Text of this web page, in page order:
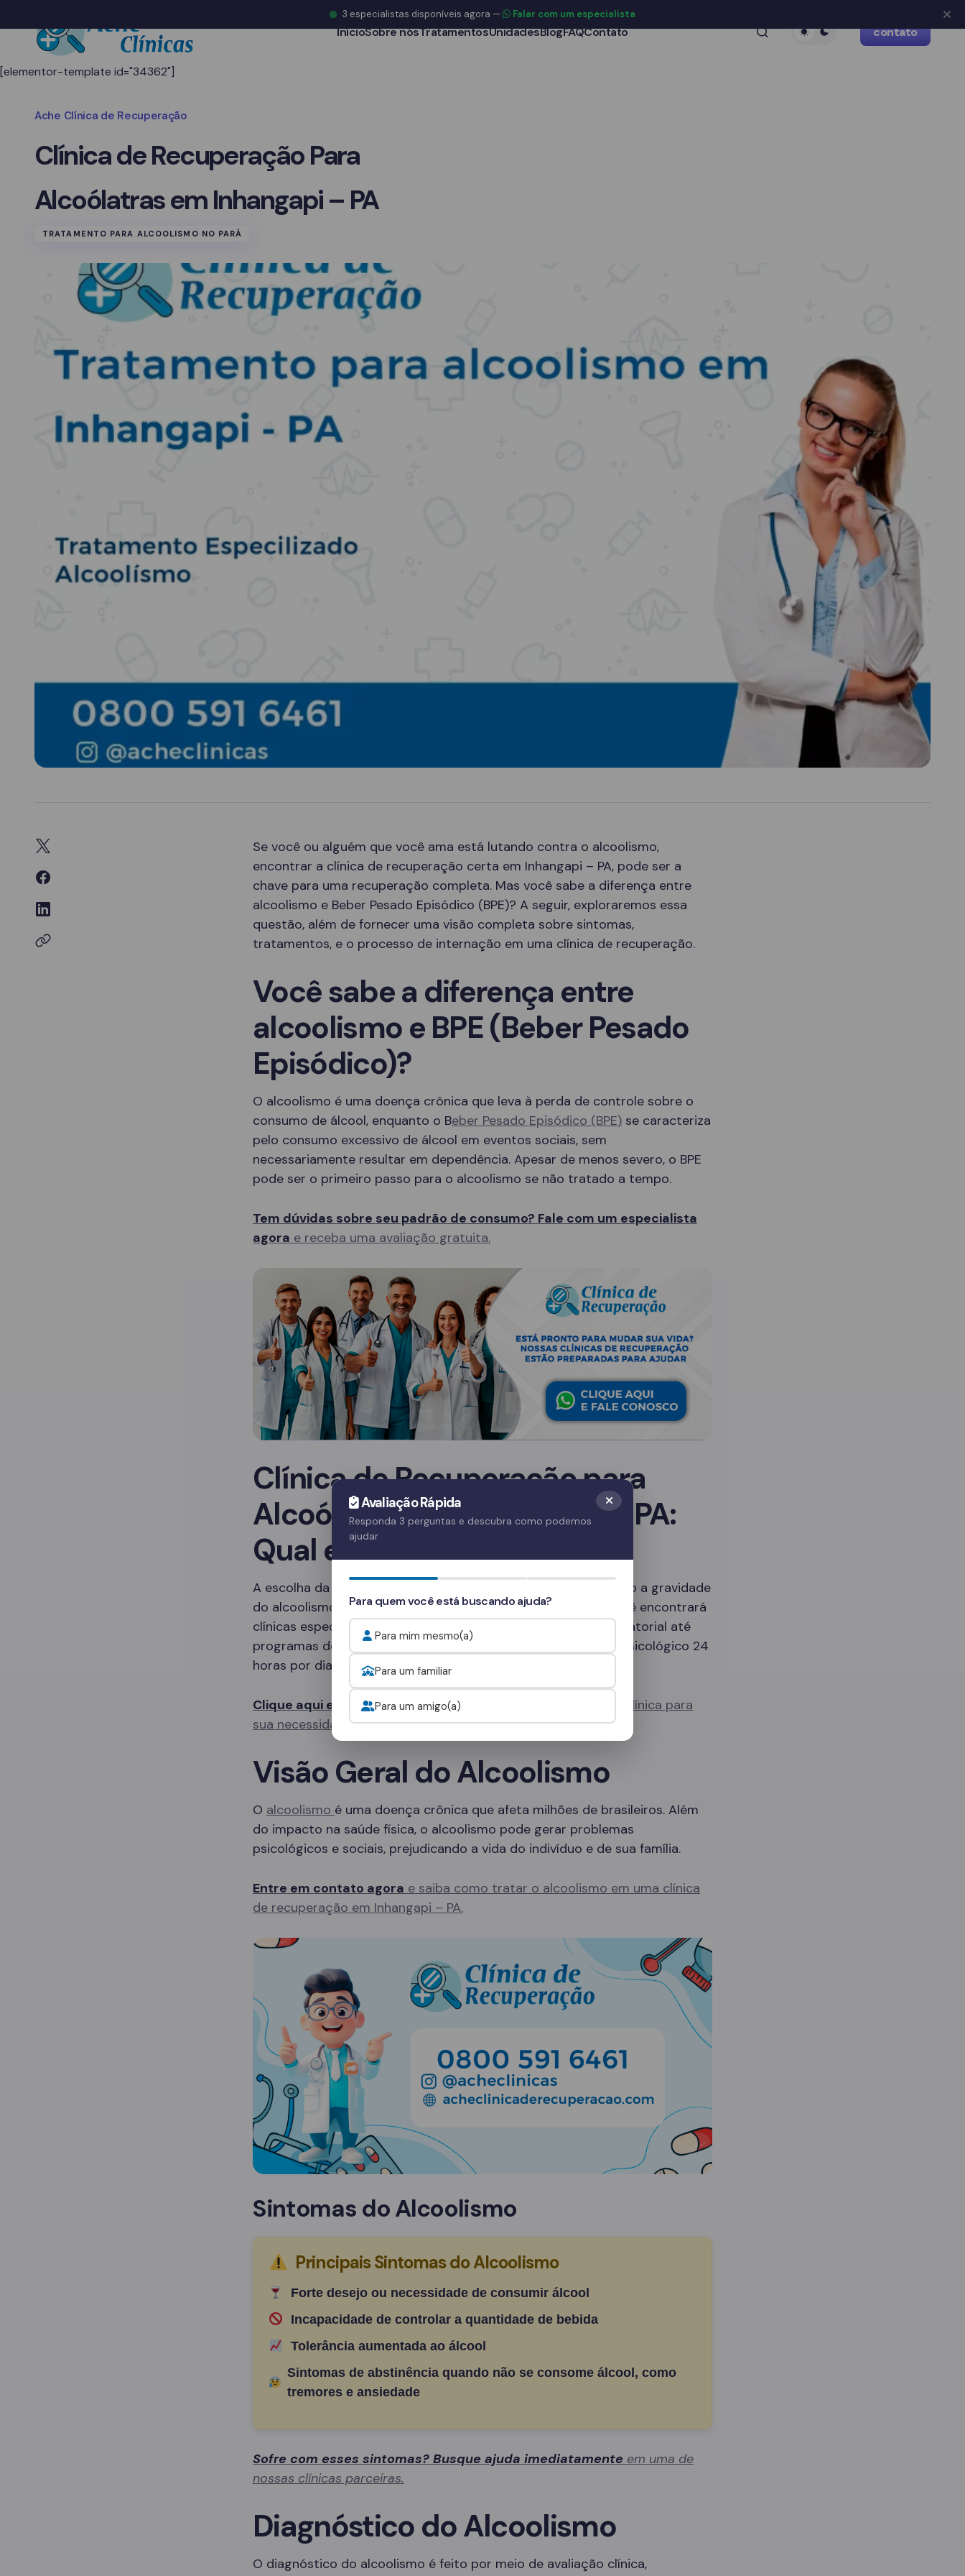
InícioSobre nósTratamentosUnidadesBlogFAQContato contato
[elementor-template id="34362"]
Ache Clínica de Recuperação
Clínica de Recuperação Para
Alcoólatras em Inhangapi – PA
TRATAMENTO PARA ALCOOLISMO NO PARÁ
Se você ou alguém que você ama está lutando contra o alcoolismo,
encontrar a clínica de recuperação certa em Inhangapi – PA, pode ser a
chave para uma recuperação completa. Mas você sabe a diferença entre
alcoolismo e Beber Pesado Episódico (BPE)? A seguir, exploraremos essa
questão, além de fornecer uma visão completa sobre sintomas,
tratamentos, e o processo de internação em uma clínica de recuperação.
Você sabe a diferença entre
alcoolismo e BPE (Beber Pesado
Episódico)?
O alcoolismo é uma doença crônica que leva à perda de controle sobre o
consumo de álcool, enquanto o Beber Pesado Episódico (BPE) se caracteriza
pelo consumo excessivo de álcool em eventos sociais, sem
necessariamente resultar em dependência. Apesar de menos severo, o BPE
pode ser o primeiro passo para o alcoolismo se não tratado a tempo.
Tem dúvidas sobre seu padrão de consumo? Fale com um especialista
agora e receba uma avaliação gratuita.
Clínica de Recuperação para
Alcoólatras em Inhangapi – PA:
Qual escolher?
A escolha da clínica ideal depende de diversos fatores, incluindo a gravidade
do alcoolismo e os serviços oferecidos. Em Inhangapi – PA, você encontrará
clínicas especializadas que oferecem desde tratamento ambulatorial até
programas de internação completos, com suporte médico e psicológico 24
horas por dia.
Clique aqui e fale com um consultor
para escolher a melhor clínica para
sua necessidade.
Visão Geral do Alcoolismo
O alcoolismo é uma doença crônica que afeta milhões de brasileiros. Além
do impacto na saúde física, o alcoolismo pode gerar problemas
psicológicos e sociais, prejudicando a vida do indivíduo e de sua família.
Entre em contato agora e saiba como tratar o alcoolismo em uma clínica
de recuperação em Inhangapi – PA.
Sintomas do Alcoolismo
Principais Sintomas do Alcoolismo
Forte desejo ou necessidade de consumir álcool
Incapacidade de controlar a quantidade de bebida
Tolerância aumentada ao álcool
Sintomas de abstinência quando não se consome álcool, como
tremores e ansiedade
Sofre com esses sintomas? Busque ajuda imediatamente em uma de
nossas clínicas parceiras.
Diagnóstico do Alcoolismo
O diagnóstico do alcoolismo é feito por meio de avaliação clínica,
3 especialistas disponíveis agora — Falar com um especialista
Avaliação Rápida
Responda 3 perguntas e descubra como podemos
ajudar
Para quem você está buscando ajuda?
Para mim mesmo(a)
Para um familiar
Para um amigo(a)